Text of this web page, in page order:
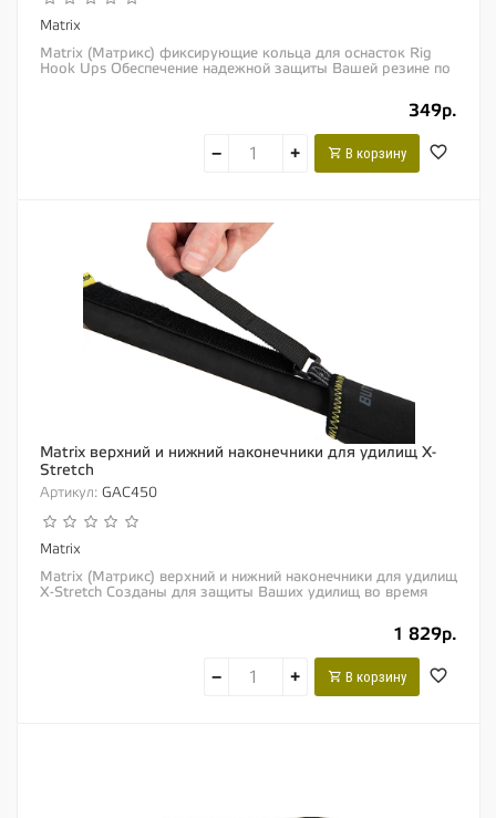
Matrix
Matrix (Матрикс) фиксирующие кольца для оснасток Rig
Hook Ups Обеспечение надежной защиты Вашей резине по
349р.
− + В корзину
Matrix верхний и нижний наконечники для удилищ X-
Stretch
Артикул: GAC450
Matrix
Matrix (Матрикс) верхний и нижний наконечники для удилищ
X-Stretch Созданы для защиты Ваших удилищ во время
1 829р.
− + В корзину